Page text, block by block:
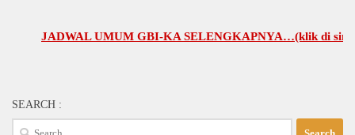
JADWAL UMUM GBI-KA SELENGKAPNYA…(klik di sini)
SEARCH :
Search